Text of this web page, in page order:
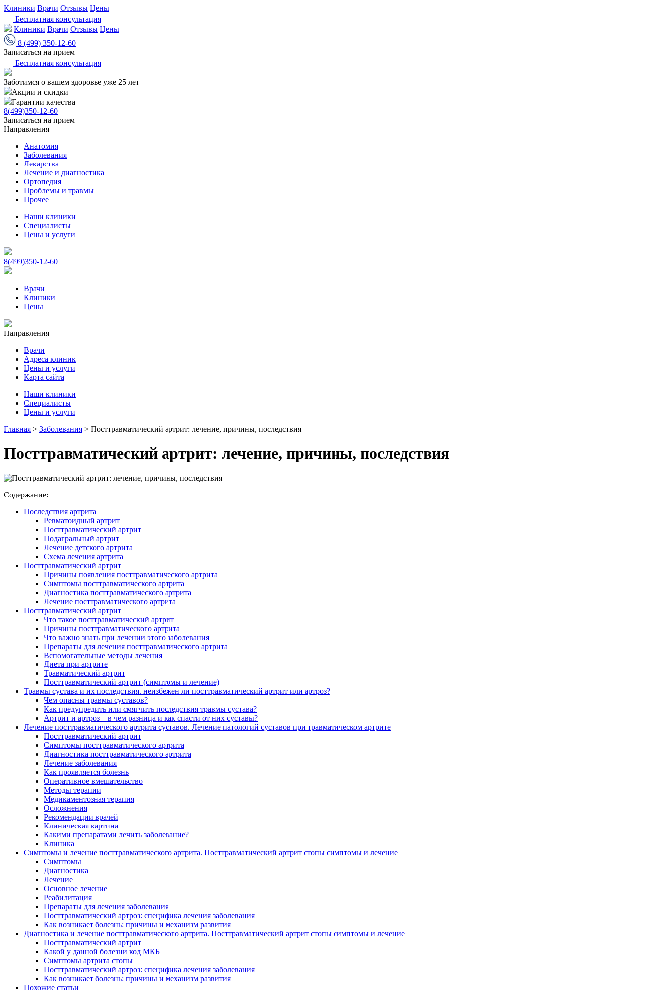
Клиники Врачи Отзывы Цены
Бесплатная консультация
Клиники Врачи Отзывы Цены
8 (499) 350-12-60
Записаться на прием
Бесплатная консультация
Заботимся о вашем здоровье уже 25 лет
Акции и скидки
Гарантии качества
8(499)350-12-60
Записаться на прием
Направления
Анатомия
Заболевания
Лекарства
Лечение и диагностика
Ортопедия
Проблемы и травмы
Прочее
Наши клиники
Специалисты
Цены и услуги
8(499)350-12-60
Врачи
Клиники
Цены
Направления
Врачи
Адреса клиник
Цены и услуги
Карта сайта
Наши клиники
Специалисты
Цены и услуги
Главная > Заболевания > Посттравматический артрит: лечение, причины, последствия
Посттравматический артрит: лечение, причины, последствия
Содержание:
Последствия артрита
Ревматоидный артрит
Посттравматический артрит
Подагральный артрит
Лечение детского артрита
Схема лечения артрита
Посттравматический артрит
Причины появления посттравматического артрита
Симптомы посттравматического артрита
Диагностика посттравматического артрита
Лечение посттравматического артрита
Посттравматический артрит
Что такое посттравматический артрит
Причины посттравматического артрита
Что важно знать при лечении этого заболевания
Препараты для лечения посттравматического артрита
Вспомогательные методы лечения
Диета при артрите
Травматический артрит
Посттравматический артрит (симптомы и лечение)
Травмы сустава и их последствия. неизбежен ли посттравматический артрит или артроз?
Чем опасны травмы суставов?
Как предупредить или смягчить последствия травмы сустава?
Артрит и артроз – в чем разница и как спасти от них суставы?
Лечение посттравматического артрита суставов. Лечение патологий суставов при травматическом артрите
Посттравматический артрит
Симптомы посттравматического артрита
Диагностика посттравматического артрита
Лечение заболевания
Как проявляется болезнь
Оперативное вмешательство
Методы терапии
Медикаментозная терапия
Осложнения
Рекомендации врачей
Клиническая картина
Какими препаратами лечить заболевание?
Клиника
Симптомы и лечение посттравматического артрита. Посттравматический артрит стопы симптомы и лечение
Симптомы
Диагностика
Лечение
Основное лечение
Реабилитация
Препараты для лечения заболевания
Посттравматический артроз: специфика лечения заболевания
Как возникает болезнь: причины и механизм развития
Диагностика и лечение посттравматического артрита. Посттравматический артрит стопы симптомы и лечение
Посттравматический артрит
Какой у данной болезни код МКБ
Симптомы артрита стопы
Посттравматический артроз: специфика лечения заболевания
Как возникает болезнь: причины и механизм развития
Похожие статьи